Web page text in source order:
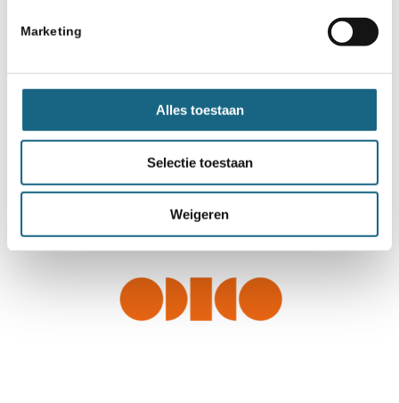
Marketing
Alles toestaan
Selectie toestaan
Weigeren